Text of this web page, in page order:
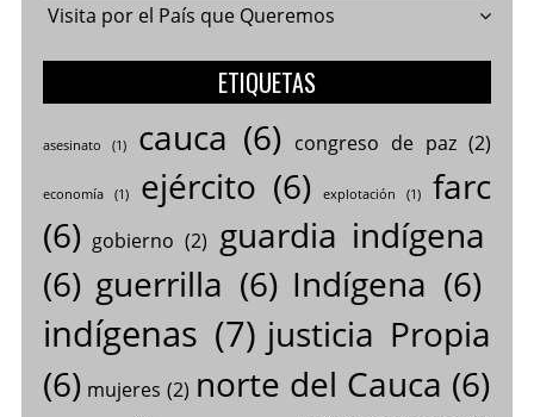
Visita por el País que Queremos
ETIQUETAS
asesinato (1) cauca (6) congreso de paz(2)
economía(1) ejército (6) explotación (1)
farc
(6) gobierno (2) guardia indígena
(6) guerrilla (6) Indígena (6)
indígenas (7) justicia Propia
(6) mujeres (2) norte del Cauca (6)